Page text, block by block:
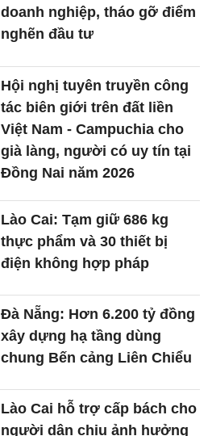
doanh nghiệp, tháo gỡ điểm
nghẽn đầu tư
Hội nghị tuyên truyền công
tác biên giới trên đất liền
Việt Nam - Campuchia cho
già làng, người có uy tín tại
Đồng Nai năm 2026
Lào Cai: Tạm giữ 686 kg
thực phẩm và 30 thiết bị
điện không hợp pháp
Đà Nẵng: Hơn 6.200 tỷ đồng
xây dựng hạ tầng dùng
chung Bến cảng Liên Chiểu
Lào Cai hỗ trợ cấp bách cho
người dân chịu ảnh hưởng